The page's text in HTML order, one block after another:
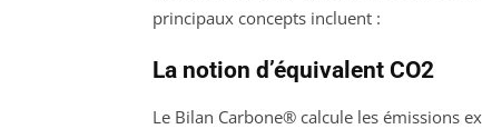
principaux concepts incluent :
La notion d’équivalent CO2
Le Bilan Carbone® calcule les émissions